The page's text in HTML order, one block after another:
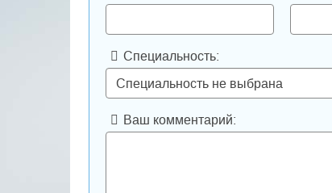
Специальность:
Ваш комментарий: